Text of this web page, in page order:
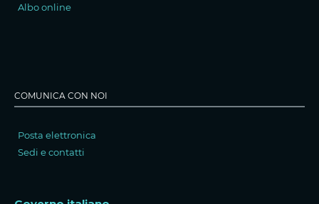
Albo online
COMUNICA CON NOI
Posta elettronica
Sedi e contatti